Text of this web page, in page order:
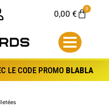
0,00€ 0
Panier
LE CODE PROMO BLABLA